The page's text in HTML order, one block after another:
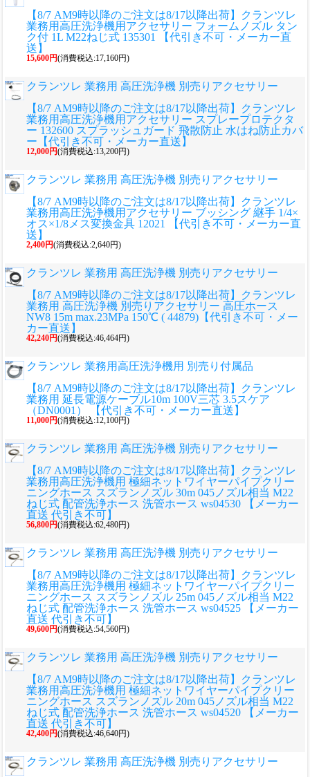
【8/7 AM9時以降のご注文は8/17以降出荷】クランツレ
業務用高圧洗浄機用アクセサリー フォームノズル タン
ク付 1L M22ねじ式 135301 【代引き不可・メーカー直
送】
15,600円(消費税込:17,160円)
クランツレ 業務用 高圧洗浄機 別売りアクセサリー
【8/7 AM9時以降のご注文は8/17以降出荷】クランツレ
業務用高圧洗浄機用アクセサリー スプレープロテクタ
ー 132600 スプラッシュガード 飛散防止 水はね防止カバ
ー【代引き不可・メーカー直送】
12,000円(消費税込:13,200円)
クランツレ 業務用 高圧洗浄機 別売りアクセサリー
【8/7 AM9時以降のご注文は8/17以降出荷】クランツレ
業務用高圧洗浄機用アクセサリー ブッシング 継手 1/4×
オス×1/8メス変換金具 12021 【代引き不可・メーカー直
送】
2,400円(消費税込:2,640円)
クランツレ 業務用 高圧洗浄機 別売りアクセサリー
【8/7 AM9時以降のご注文は8/17以降出荷】クランツレ
業務用 高圧洗浄機 別売りアクセサリー 高圧ホース
NW8 15m max.23MPa 150℃ ( 44879)【代引き不可・メー
カー直送】
42,240円(消費税込:46,464円)
クランツレ 業務用高圧洗浄機用 別売り付属品
【8/7 AM9時以降のご注文は8/17以降出荷】クランツレ
業務用 延長電源ケーブル10m 100V三芯 3.5スケア
（DN0001） 【代引き不可・メーカー直送】
11,000円(消費税込:12,100円)
クランツレ 業務用 高圧洗浄機 別売りアクセサリー
【8/7 AM9時以降のご注文は8/17以降出荷】クランツレ
業務用高圧洗浄機用 極細ネットワイヤーパイプクリー
ニングホース スズランノズル 30m 045ノズル相当 M22
ねじ式 配管洗浄ホース 洗管ホース ws04530 【メーカー
直送 代引き不可】
56,800円(消費税込:62,480円)
クランツレ 業務用 高圧洗浄機 別売りアクセサリー
【8/7 AM9時以降のご注文は8/17以降出荷】クランツレ
業務用高圧洗浄機用 極細ネットワイヤーパイプクリー
ニングホース スズランノズル 25m 045ノズル相当 M22
ねじ式 配管洗浄ホース 洗管ホース ws04525 【メーカー
直送 代引き不可】
49,600円(消費税込:54,560円)
クランツレ 業務用 高圧洗浄機 別売りアクセサリー
【8/7 AM9時以降のご注文は8/17以降出荷】クランツレ
業務用高圧洗浄機用 極細ネットワイヤーパイプクリー
ニングホース スズランノズル 20m 045ノズル相当 M22
ねじ式 配管洗浄ホース 洗管ホース ws04520 【メーカー
直送 代引き不可】
42,400円(消費税込:46,640円)
クランツレ 業務用 高圧洗浄機 別売りアクセサリー